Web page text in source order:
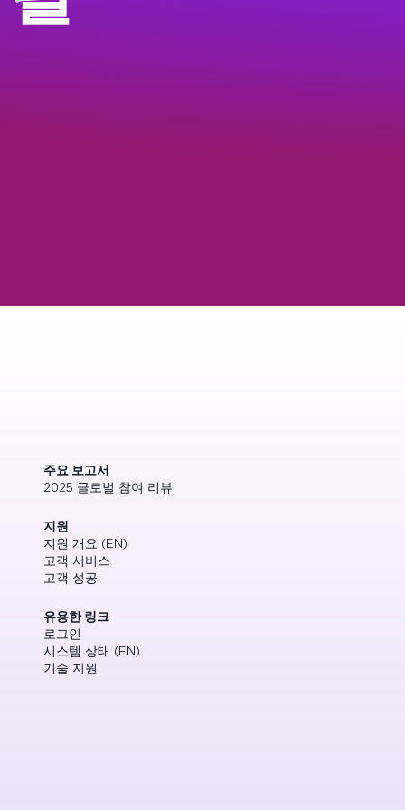
주요 보고서
2025 글로벌 참여 리뷰
지원
지원 개요 (EN)
고객 서비스
고객 성공
유용한 링크
로그인
시스템 상태 (EN)
기술 지원